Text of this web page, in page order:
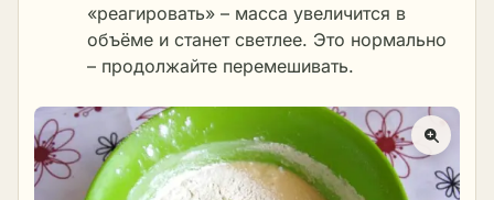
«реагировать» – масса увеличится в
объёме и станет светлее. Это нормально
– продолжайте перемешивать.